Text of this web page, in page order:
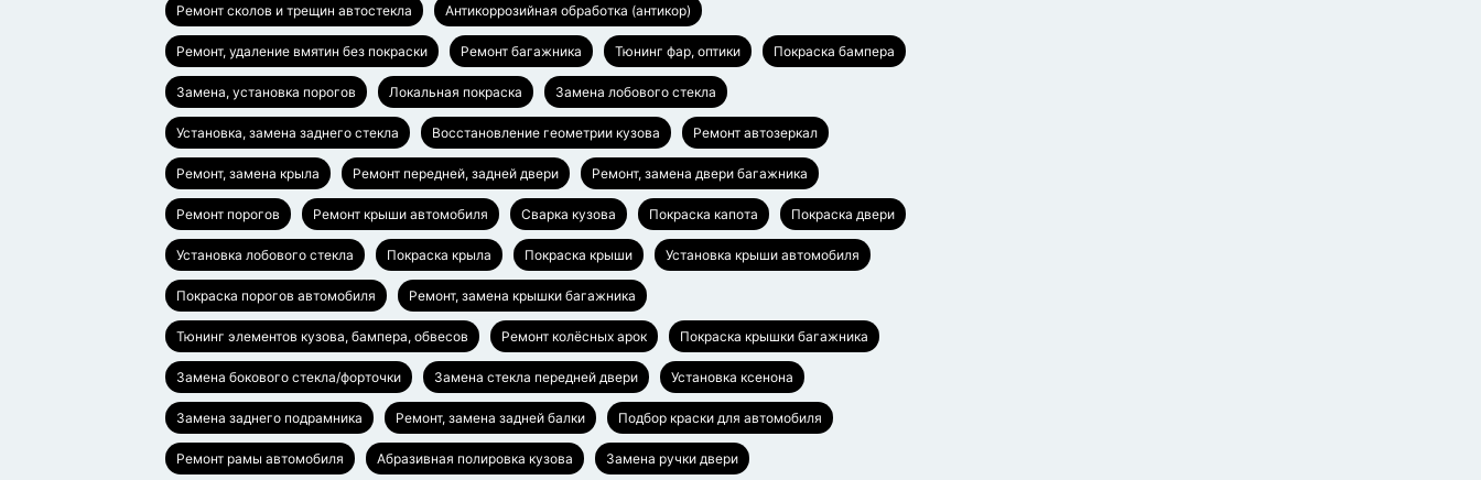
Ремонт сколов и трещин автостекла Антикоррозийная обработка (антикор)
Ремонт, удаление вмятин без покраски Ремонт багажника Тюнинг фар, оптики Покраска бампера
Замена, установка порогов Локальная покраска Замена лобового стекла
Установка, замена заднего стекла Восстановление геометрии кузова Ремонт автозеркал
Ремонт, замена крыла Ремонт передней, задней двери Ремонт, замена двери багажника
Ремонт порогов Ремонт крыши автомобиля Сварка кузова Покраска капота Покраска двери
Установка лобового стекла Покраска крыла Покраска крыши Установка крыши автомобиля
Покраска порогов автомобиля Ремонт, замена крышки багажника
Тюнинг элементов кузова, бампера, обвесов Ремонт колёсных арок Покраска крышки багажника
Замена бокового стекла/форточки Замена стекла передней двери Установка ксенона
Замена заднего подрамника Ремонт, замена задней балки Подбор краски для автомобиля
Ремонт рамы автомобиля Абразивная полировка кузова Замена ручки двери